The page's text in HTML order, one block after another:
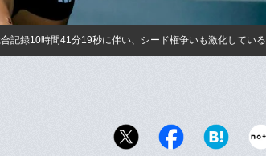
記録10時間41分19秒に伴い、シード権争いも激化している